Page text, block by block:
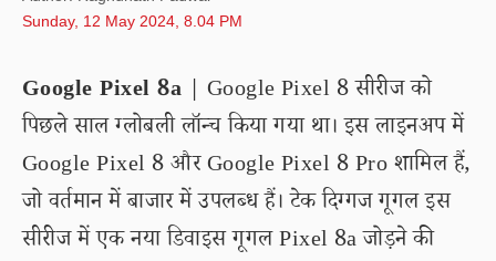
Sunday, 12 May 2024, 8.04 PM
Google Pixel 8a | Google Pixel 8 सीरीज को
पिछले साल ग्लोबली लॉन्च किया गया था। इस लाइनअप में
Google Pixel 8 और Google Pixel 8 Pro शामिल हैं,
जो वर्तमान में बाजार में उपलब्ध हैं। टेक दिग्गज गूगल इस
सीरीज में एक नया डिवाइस गूगल Pixel 8a जोड़ने की